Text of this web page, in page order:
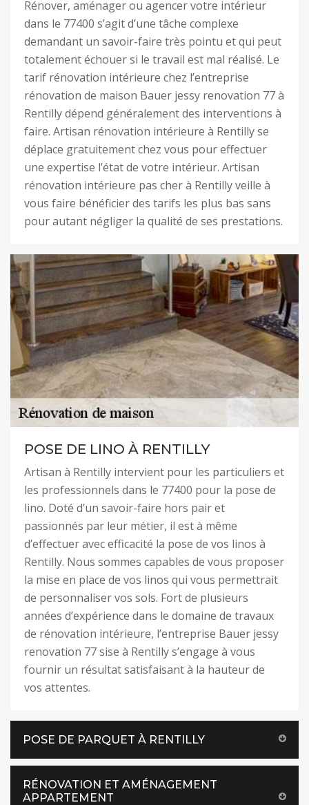
Rénover, aménager ou agencer votre intérieur
dans le 77400 s’agit d’une tâche complexe
demandant un savoir-faire très pointu et qui peut
totalement échouer si le travail est mal réalisé. Le
tarif rénovation intérieure chez l’entreprise
rénovation de maison Bauer jessy renovation 77 à
Rentilly dépend généralement des interventions à
faire. Artisan rénovation intérieure à Rentilly se
déplace gratuitement chez vous pour effectuer
une expertise l’état de votre intérieur. Artisan
rénovation intérieure pas cher à Rentilly veille à
vous faire bénéficier des tarifs les plus bas sans
pour autant négliger la qualité de ses prestations.
POSE DE LINO À RENTILLY
Artisan à Rentilly intervient pour les particuliers et
les professionnels dans le 77400 pour la pose de
lino. Doté d’un savoir-faire hors pair et
passionnés par leur métier, il est à même
d’effectuer avec efficacité la pose de vos linos à
Rentilly. Nous sommes capables de vous proposer
la mise en place de vos linos qui vous permettrait
de personnaliser vos sols. Fort de plusieurs
années d’expérience dans le domaine de travaux
de rénovation intérieure, l’entreprise Bauer jessy
renovation 77 sise à Rentilly s’engage à vous
fournir un résultat satisfaisant à la hauteur de
vos attentes.
POSE DE PARQUET À RENTILLY
RÉNOVATION ET AMÉNAGEMENT
APPARTEMENT